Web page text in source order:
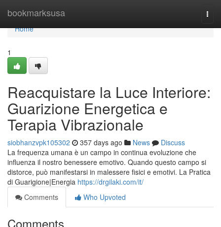
bookmarksusa
Home
Home
1
Reacquistare la Luce Interiore:
Guarizione Energetica e
Terapia Vibrazionale
siobhanzvpk105302 357 days ago News
Discuss
La frequenza umana è un campo in continua evoluzione che
influenza il nostro benessere emotivo. Quando questo campo si
distorce, può manifestarsi in malessere fisici e emotivi. La Pratica
di Guarigione|Energia https://drgilaki.com/it/
Comments
Who Upvoted
Comments